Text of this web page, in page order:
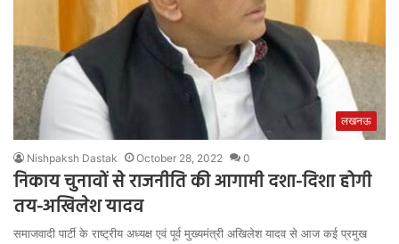
लखनऊ
Nishpaksh Dastak October 28, 2022 0
निकाय चुनावों से राजनीति की आगामी दशा-दिशा होगी
तय-अखिलेश यादव
समाजवादी पार्टी के राष्ट्रीय अध्यक्ष एवं पूर्व मुख्यमंत्री अखिलेश यादव से आज कई प्रमुख